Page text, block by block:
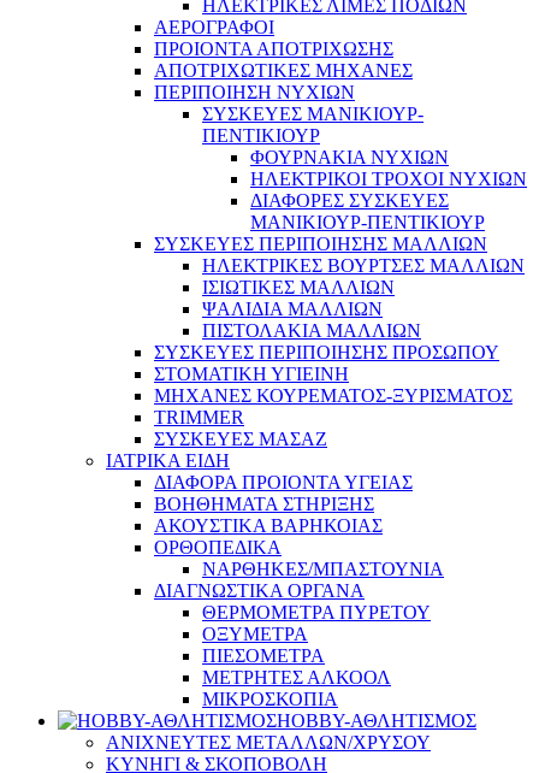
ΗΛΕΚΤΡΙΚΕΣ ΛΙΜΕΣ ΠΟΔΙΩΝ
ΑΕΡΟΓΡΑΦΟΙ
ΠΡΟΙΟΝΤΑ ΑΠΟΤΡΙΧΩΣΗΣ
ΑΠΟΤΡΙΧΩΤΙΚΕΣ ΜΗΧΑΝΕΣ
ΠΕΡΙΠΟΙΗΣΗ ΝΥΧΙΩΝ
ΣΥΣΚΕΥΕΣ ΜΑΝΙΚΙΟΥΡ-
ΠΕΝΤΙΚΙΟΥΡ
ΦΟΥΡΝΑΚΙΑ ΝΥΧΙΩΝ
ΗΛΕΚΤΡΙΚΟΙ ΤΡΟΧΟΙ ΝΥΧΙΩΝ
ΔΙΑΦΟΡΕΣ ΣΥΣΚΕΥΕΣ
ΜΑΝΙΚΙΟΥΡ-ΠΕΝΤΙΚΙΟΥΡ
ΣΥΣΚΕΥΕΣ ΠΕΡΙΠΟΙΗΣΗΣ ΜΑΛΛΙΩΝ
ΗΛΕΚΤΡΙΚΕΣ ΒΟΥΡΤΣΕΣ ΜΑΛΛΙΩΝ
ΙΣΙΩΤΙΚΕΣ ΜΑΛΛΙΩΝ
ΨΑΛΙΔΙΑ ΜΑΛΛΙΩΝ
ΠΙΣΤΟΛΑΚΙΑ ΜΑΛΛΙΩΝ
ΣΥΣΚΕΥΕΣ ΠΕΡΙΠΟΙΗΣΗΣ ΠΡΟΣΩΠΟΥ
ΣΤΟΜΑΤΙΚΗ ΥΓΙΕΙΝΗ
ΜΗΧΑΝΕΣ ΚΟΥΡΕΜΑΤΟΣ-ΞΥΡΙΣΜΑΤΟΣ
TRIMMER
ΣΥΣΚΕΥΕΣ ΜΑΣΑΖ
ΙΑΤΡΙΚΑ ΕΙΔΗ
ΔΙΑΦΟΡΑ ΠΡΟΙΟΝΤΑ ΥΓΕΙΑΣ
ΒΟΗΘΗΜΑΤΑ ΣΤΗΡΙΞΗΣ
ΑΚΟΥΣΤΙΚΑ ΒΑΡΗΚΟΙΑΣ
ΟΡΘΟΠΕΔΙΚΑ
ΝΑΡΘΗΚΕΣ/ΜΠΑΣΤΟΥΝΙΑ
ΔΙΑΓΝΩΣΤΙΚΑ ΟΡΓΑΝΑ
ΘΕΡΜΟΜΕΤΡΑ ΠΥΡΕΤΟΥ
ΟΞΥΜΕΤΡΑ
ΠΙΕΣΟΜΕΤΡΑ
ΜΕΤΡΗΤΕΣ ΑΛΚΟΟΛ
ΜΙΚΡΟΣΚΟΠΙΑ
HOBBY-ΑΘΛΗΤΙΣΜΟΣ
ΑΝΙΧΝΕΥΤΕΣ ΜΕΤΑΛΛΩΝ/ΧΡΥΣΟΥ
ΚΥΝΗΓΙ & ΣΚΟΠΟΒΟΛΗ